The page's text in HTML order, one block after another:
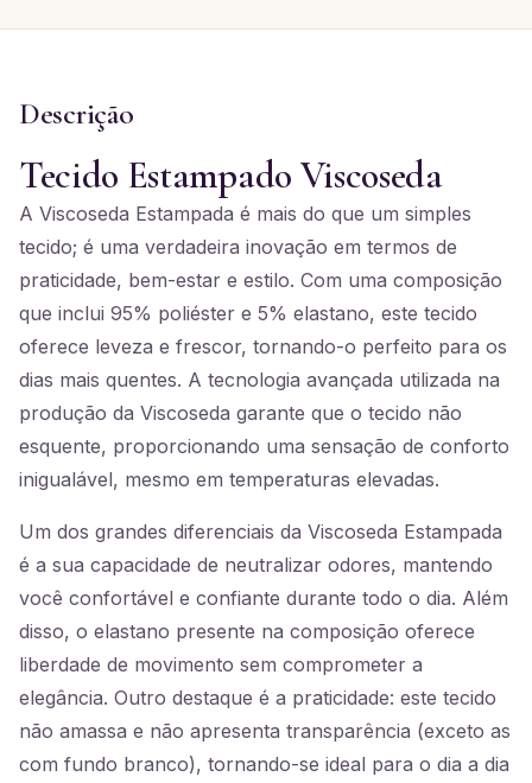
Descrição
Tecido Estampado Viscoseda
A Viscoseda Estampada é mais do que um simples
tecido; é uma verdadeira inovação em termos de
praticidade, bem-estar e estilo. Com uma composição
que inclui 95% poliéster e 5% elastano, este tecido
oferece leveza e frescor, tornando-o perfeito para os
dias mais quentes. A tecnologia avançada utilizada na
produção da Viscoseda garante que o tecido não
esquente, proporcionando uma sensação de conforto
inigualável, mesmo em temperaturas elevadas.
Um dos grandes diferenciais da Viscoseda Estampada
é a sua capacidade de neutralizar odores, mantendo
você confortável e confiante durante todo o dia. Além
disso, o elastano presente na composição oferece
liberdade de movimento sem comprometer a
elegância. Outro destaque é a praticidade: este tecido
não amassa e não apresenta transparência (exceto as
com fundo branco), tornando-se ideal para o dia a dia